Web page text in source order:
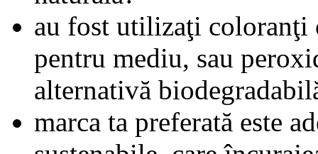
au fost utilizaţi
pentru mediu, sau
alternativă
marca ta preferată este